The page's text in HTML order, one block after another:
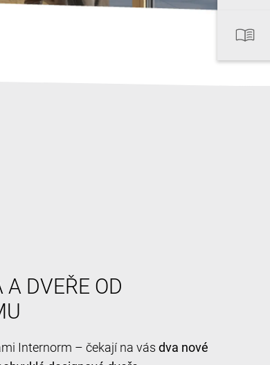
DVEŘE OD
Internorm – čekají na vás dva nové